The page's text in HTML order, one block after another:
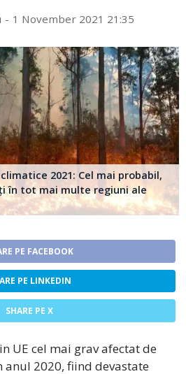
1 November 2021 21:35
2021: Cel mai probabil,
în tot mai multe regiuni ale
PE FACEBOOK
PE LINKEDIN
SHARE PE X
UE cel mai grav afectat de
2020, fiind devastate